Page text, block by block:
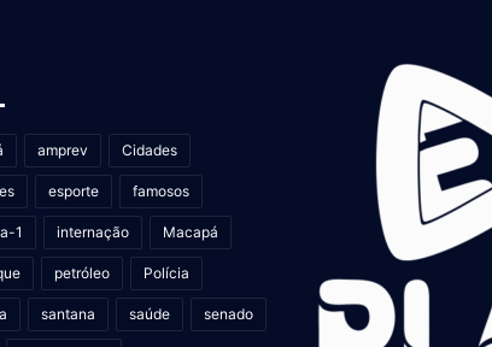
amprev Cidades
esporte famosos
1 internação Macapá
petróleo Polícia
santana saúde senado